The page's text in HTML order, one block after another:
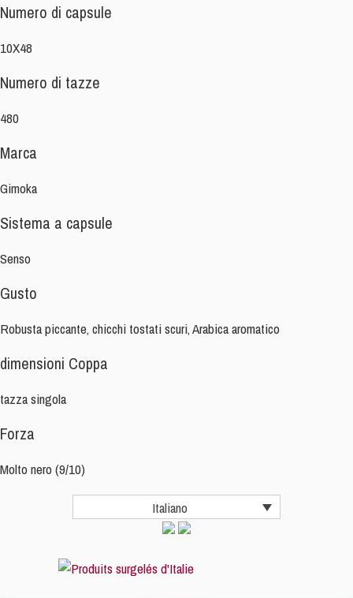
Numero di capsule
10X48
Numero di tazze
480
Marca
Gimoka
Sistema a capsule
Senso
Gusto
Robusta piccante, chicchi tostati scuri, Arabica aromatico
dimensioni Coppa
tazza singola
Forza
Molto nero (9/10)
Italiano